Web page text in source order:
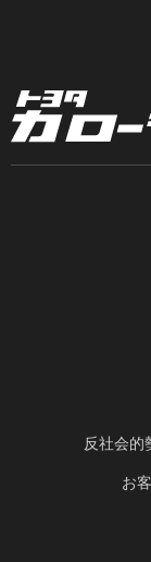
反社会的
お